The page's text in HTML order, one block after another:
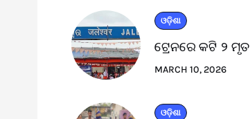
ଓଡ଼ିଶା
ଟ୍ରେନରେ କଟି ୨ ମୃତ
MARCH 10, 2026
ଓଡ଼ିଶା